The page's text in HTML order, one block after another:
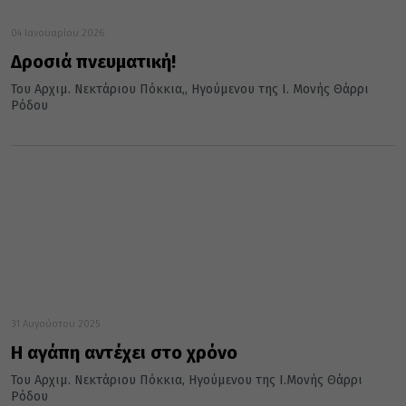
04 Ιανουαρίου 2026
Δροσιά πνευματική!
Του Αρχιμ. Νεκτάριου Πόκκια,, Ηγούμενου της Ι. Μονής Θάρρι
Ρόδου
31 Αυγούστου 2025
Η αγάπη αντέχει στο χρόνο
Του Αρχιμ. Νεκτάριου Πόκκια, Ηγούμενου της Ι.Μονής Θάρρι
Ρόδου